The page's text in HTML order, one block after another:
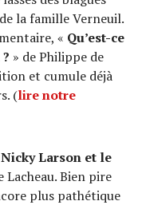
la famille Verneuil.
« Qu’est-ce
» de Philippe de
et cumule déjà
(lire notre
Nicky Larson et le
Lacheau. Bien pire
plus pathétique